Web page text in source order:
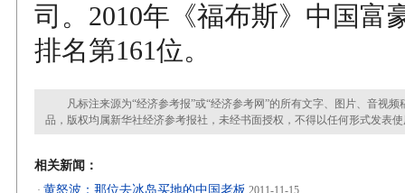
司。2010年《福布斯》中国富
排名第161位。
凡标注来源为“经济参考报”或“经济参考网”的所有文字、图片、音视频
品，版权均属新华社经济参考报社，未经书面授权，不得以任何形式发表
相关新闻：
· 黄怒波：那位去冰岛买地的中国老板 2011-11-15